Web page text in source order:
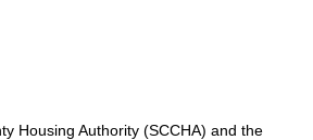
Housing Authority (SCCHA) and the